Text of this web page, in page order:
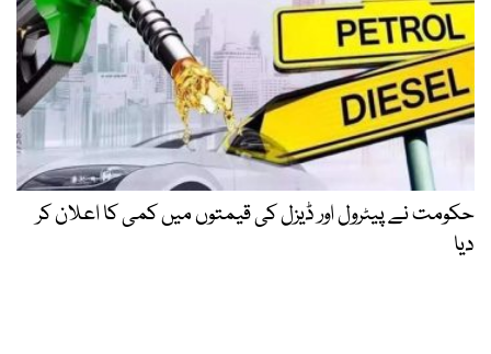
حکومت نے پیٹرول اور ڈیزل کی قیمتوں میں کمی کا اعلان کر
دیا